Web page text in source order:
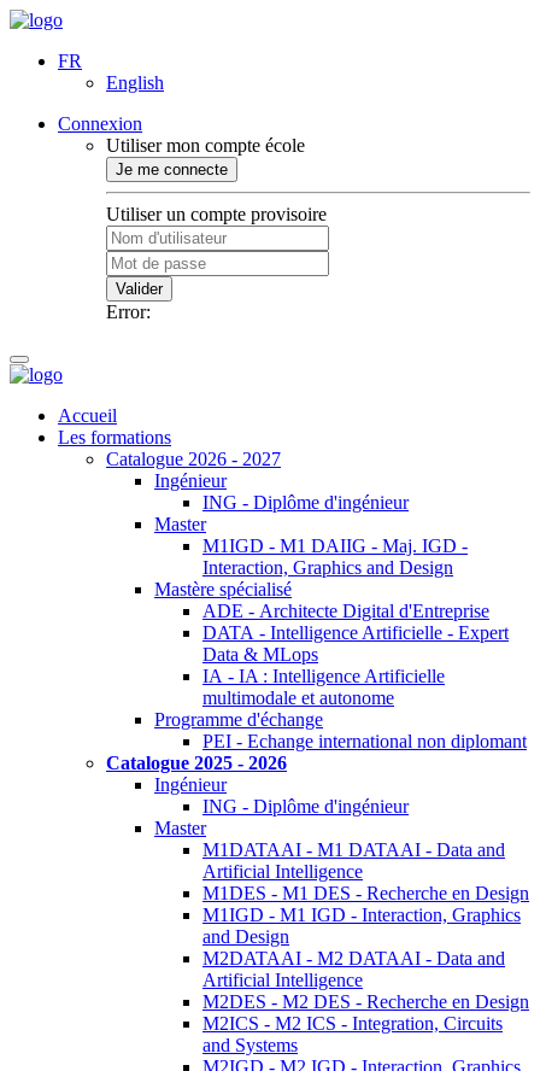
FR
English
Connexion
Utiliser mon compte école
Je me connecte
Utiliser un compte provisoire
Valider
Error:
Accueil
Les formations
Catalogue 2026 - 2027
Ingénieur
ING - Diplôme d'ingénieur
Master
M1IGD - M1 DAIIG - Maj. IGD -
Interaction, Graphics and Design
Mastère spécialisé
ADE - Architecte Digital d'Entreprise
DATA - Intelligence Artificielle - Expert
Data & MLops
IA - IA : Intelligence Artificielle
multimodale et autonome
Programme d'échange
PEI - Echange international non diplomant
Catalogue 2025 - 2026
Ingénieur
ING - Diplôme d'ingénieur
Master
M1DATAAI - M1 DATAAI - Data and
Artificial Intelligence
M1DES - M1 DES - Recherche en Design
M1IGD - M1 IGD - Interaction, Graphics
and Design
M2DATAAI - M2 DATAAI - Data and
Artificial Intelligence
M2DES - M2 DES - Recherche en Design
M2ICS - M2 ICS - Integration, Circuits
and Systems
M2IGD - M2 IGD - Interaction, Graphics